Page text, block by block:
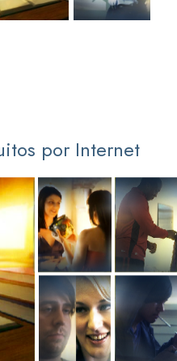
por Internet